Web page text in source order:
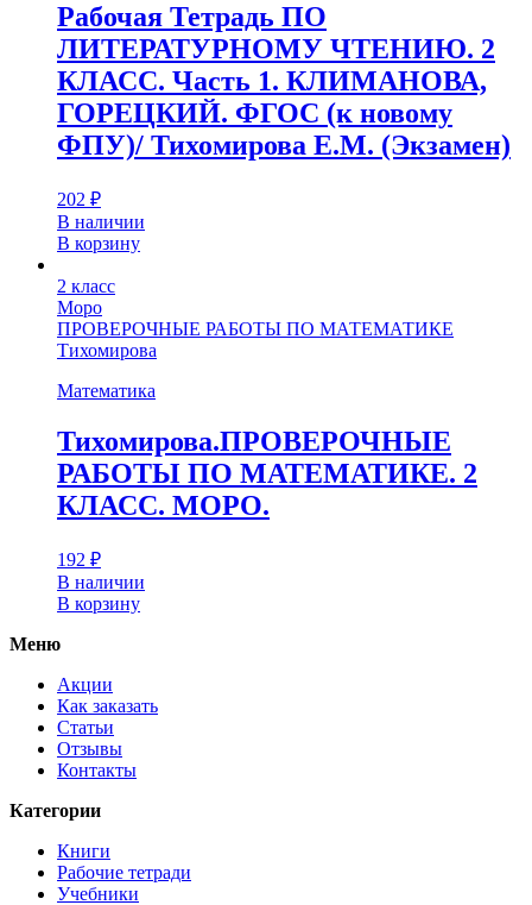
Рабочая Тетрадь ПО
ЛИТЕРАТУРНОМУ ЧТЕНИЮ. 2
КЛАСС. Часть 1. КЛИМАНОВА,
ГОРЕЦКИЙ. ФГОС (к новому
ФПУ)/ Тихомирова Е.М. (Экзамен)
202 ₽
В наличии
В корзину
2 класс
Моро
ПРОВЕРОЧНЫЕ РАБОТЫ ПО МАТЕМАТИКЕ
Тихомирова
Математика
Тихомирова.ПРОВЕРОЧНЫЕ
РАБОТЫ ПО МАТЕМАТИКЕ. 2
КЛАСС. МОРО.
192 ₽
В наличии
В корзину
Меню
Акции
Как заказать
Статьи
Отзывы
Контакты
Категории
Книги
Рабочие тетради
Учебники